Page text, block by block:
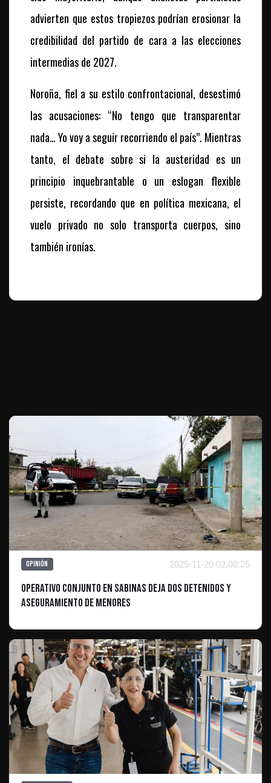
advierten que estos tropiezos podrían erosionar la
credibilidad del partido de cara a las elecciones
intermedias de 2027.
Noroña, fiel a su estilo confrontacional, desestimó
las acusaciones: “No tengo que transparentar
nada… Yo voy a seguir recorriendo el país”. Mientras
tanto, el debate sobre si la austeridad es un
principio inquebrantable o un eslogan flexible
persiste, recordando que en política mexicana, el
vuelo privado no solo transporta cuerpos, sino
también ironías.
Opinión 2025-11-20 02:08:25
Operativo Conjunto en Sabinas Deja Dos Detenidos y
Aseguramiento de Menores